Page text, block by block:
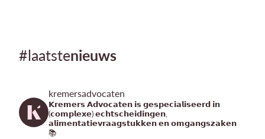
#laatstenieuws
kremersadvocaten
𝗞𝗿𝗲𝗺𝗲𝗿𝘀 𝗔𝗱𝘃𝗼𝗰𝗮𝘁𝗲𝗻 𝗶𝘀 𝗴𝗲𝘀𝗽𝗲𝗰𝗶𝗮𝗹𝗶𝘀𝗲𝗲𝗿𝗱 𝗶𝗻
(𝗰𝗼𝗺𝗽𝗹𝗲𝘅𝗲) 𝗲𝗰𝗵𝘁𝘀𝗰𝗵𝗲𝗶𝗱𝗶𝗻𝗴𝗲𝗻,
𝗮𝗹𝗶𝗺𝗲𝗻𝘁𝗮𝘁𝗶𝗲𝘃𝗿𝗮𝗮𝗴𝘀𝘁𝘂𝗸𝗸𝗲𝗻 𝗲𝗻 𝗼𝗺𝗴𝗮𝗻𝗴𝘀𝘇𝗮𝗸𝗲𝗻
📚